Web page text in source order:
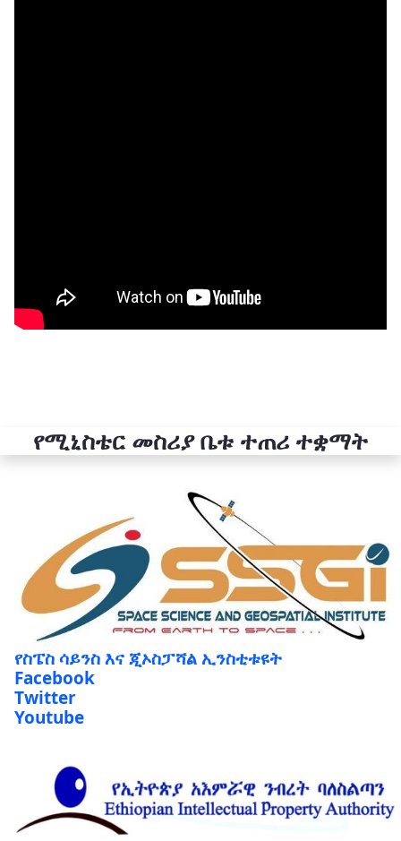
የሚኒስቴር መስሪያ ቤቱ ተጠሪ ተቋማት
የስፔስ ሳይንስ እና ጂኦስፓሻል ኢንስቲቱዩት
Facebook
Twitter
Youtube